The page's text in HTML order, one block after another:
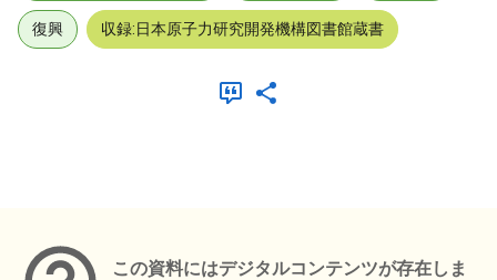
復興 収録:日本原子力研究開発機構図書館蔵書
この資料にはデジタルコンテンツが存在しま